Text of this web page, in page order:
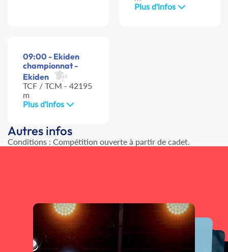
Plus d'infos
09:00 - Ekiden
championnat -
Ekiden
TCF / TCM - 42195
m
Plus d'infos
Autres infos
Conditions : Compétition ouverte à partir de cadet.